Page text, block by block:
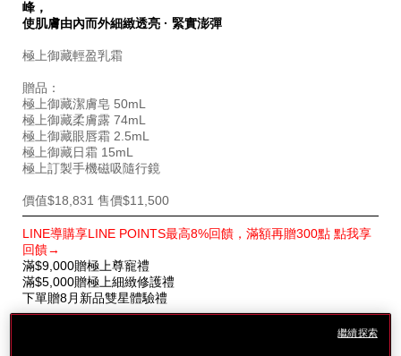
峰，
使肌膚由內而外細緻透亮 · 緊實澎彈
極上御藏輕盈乳霜
贈品：
極上御藏潔膚皂 50mL
極上御藏柔膚露 74mL
極上御藏眼唇霜 2.5mL
極上御藏日霜 15mL
極上訂製手機磁吸隨行鏡
價值$18,831 售價$11,500
別
優
惠
LINE導購享LINE POINTS最高8%回饋，滿額再贈300點 點我享
回饋→
滿$9,000贈極上尊寵禮
滿$5,000贈極上細緻修護禮
下單贈8月新品雙星體驗禮
繼續探索